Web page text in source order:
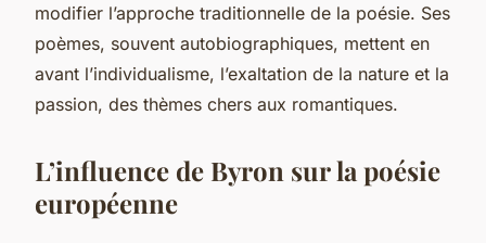
modifier l’approche traditionnelle de la poésie. Ses
poèmes, souvent autobiographiques, mettent en
avant l’individualisme, l’exaltation de la nature et la
passion, des thèmes chers aux romantiques.
L’influence de Byron sur la poésie
européenne